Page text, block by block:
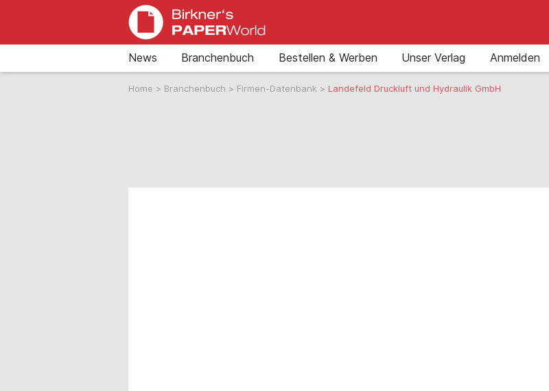
News Branchenbuch Bestellen & Werben Unser Verlag Anmelden
Home > Branchenbuch > Firmen-Datenbank > Landefeld Druckluft und Hydraulik GmbH